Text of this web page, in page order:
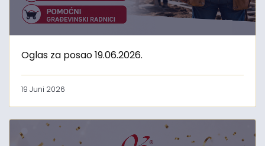
Oglas za posao 19.06.2026.
19 Juni 2026